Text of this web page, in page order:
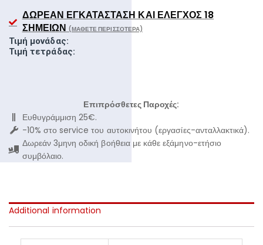
ΔΩΡΕΆΝ ΕΓΚΑΤΆΣΤΑΣΗ ΚΑΙ ΈΛΕΓΧΟΣ 18
ΣΗΜΕΊΩΝ (ΜΆΘΕΤΕ ΠΕΡΙΣΣΌΤΕΡΑ)
Τιμή μονάδας:
Τιμή τετράδας:
Επιπρόσθετες Παροχές:
Ευθυγράμμιση 25€.
-10% στο service του αυτοκινήτου (εργασίες-ανταλλακτικά).
Δωρεάν 3μηνη οδική βοήθεια με κάθε εξάμηνο-ετήσιο
συμβόλαιο.
Additional information